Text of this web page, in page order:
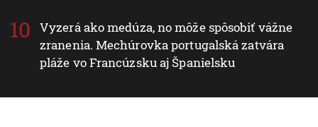
Vyzerá ako medúza, no môže spôsobiť vážne
zranenia. Mechúrovka portugalská zatvára
pláže vo Francúzsku aj Španielsku